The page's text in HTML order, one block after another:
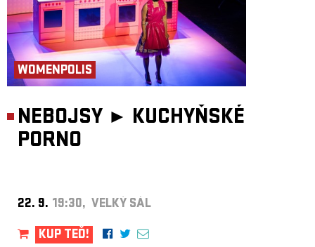
WOMENPOLIS
NEBOJSY ► KUCHYŇSKÉ
PORNO
22. 9. 19:30, VELKÝ SÁL
KUP TEĎ!